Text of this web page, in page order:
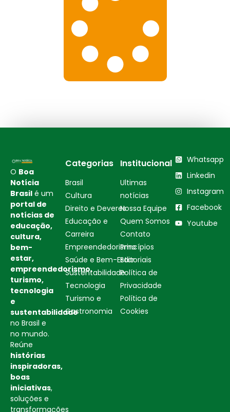
O Boa
Notícia
Brasil é um
portal de
notícias de
educação,
cultura,
bem-
estar,
empreendedorismo,
turismo,
tecnologia
e
sustentabilidade
no Brasil e
no mundo.
Reúne
histórias
inspiradoras,
boas
iniciativas,
soluções e
transformações
Categorias
Brasil
Cultura
Direito e Deveres
Educação e
Carreira
Empreendedorismo
Saúde e Bem-Estar
Sustentabilidade
Tecnologia
Turismo e
Gastronomia
Institucional
Ultimas
notícias
Nossa Equipe
Quem Somos
Contato
Princípios
Editoriais
Política de
Privacidade
Política de
Cookies
Whatsapp
Linkedin
Instagram
Facebook
Youtube